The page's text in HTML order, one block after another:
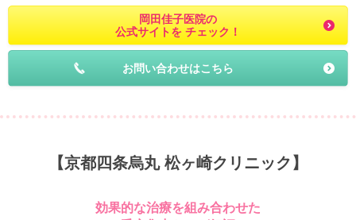
岡田佳子医院の
公式サイトを チェック！
お問い合わせはこちら
【京都四条烏丸 松ヶ崎クリニック】
効果的な治療を組み合わせた